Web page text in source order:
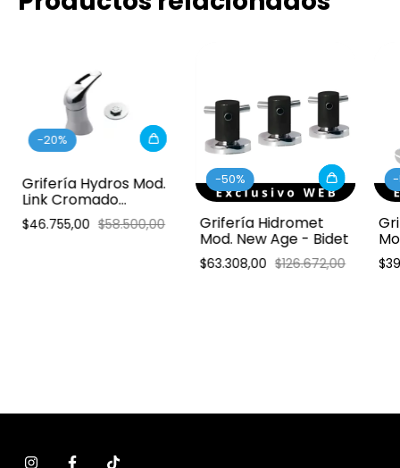
-20%
Grifería Hydros Mod.
Link Cromado
Monocomando -
Bidet
$46.755,00 $58.500,00
-50%
Grifería Hidromet
Mod. New Age - Bidet
$63.308,00 $126.672,00
-